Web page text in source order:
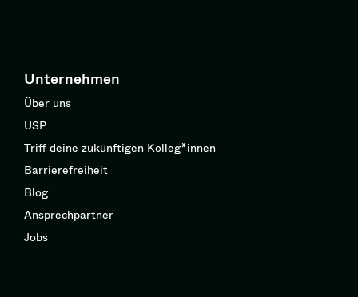
Unternehmen
Über uns
USP
Triff deine zukünftigen Kolleg*innen
Barrierefreiheit
Blog
Ansprechpartner
Jobs